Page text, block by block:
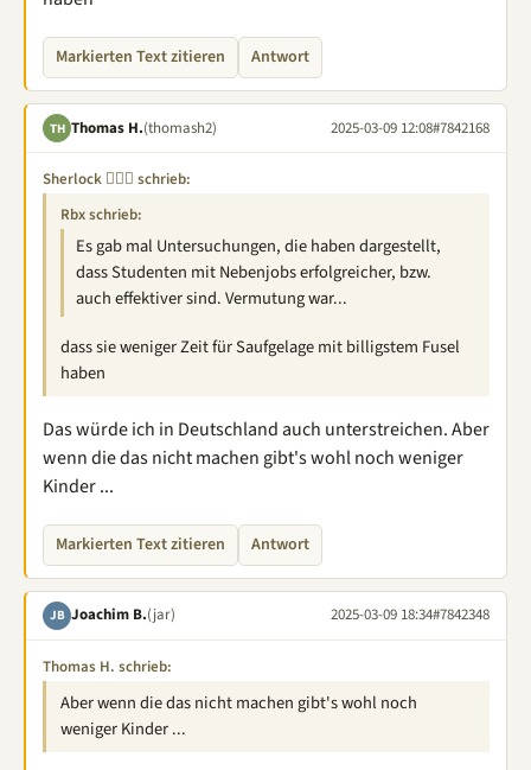
Markierten Text zitieren Antwort
TH Thomas H.(thomash2) 2025-03-09 12:08#7842168
Sherlock 🕵🏽‍♂️ schrieb:
Rbx schrieb:
Es gab mal Untersuchungen, die haben dargestellt,
dass Studenten mit Nebenjobs erfolgreicher, bzw.
auch effektiver sind. Vermutung war...
dass sie weniger Zeit für Saufgelage mit billigstem Fusel
haben
Das würde ich in Deutschland auch unterstreichen. Aber
wenn die das nicht machen gibt's wohl noch weniger
Kinder ...
Markierten Text zitieren Antwort
JB Joachim B.(jar) 2025-03-09 18:34#7842348
Thomas H. schrieb:
Aber wenn die das nicht machen gibt's wohl noch
weniger Kinder ...